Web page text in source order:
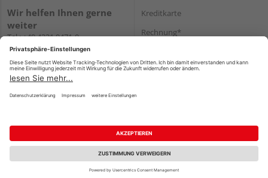
Wir helfen Ihnen gerne
weiter
Tel.:+49 4321 9471-0
E-Mail:shop@holzland-greve.de
Kreditkarte
Rechnung*
Versand
Impressum AGB Widerruf
Datenschutz
Reservierungsbedingungen
Vertrag widerrufen